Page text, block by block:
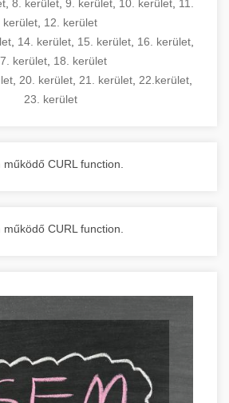
, 8. kerület, 9. kerület, 10. kerület, 11.
kerület 12. kerület
14. kerület 15. kerület 16. kerület
kerület 18. kerület
20. kerület 21. kerület 22.kerület
23. kerület
működő CURL function.
működő CURL function.